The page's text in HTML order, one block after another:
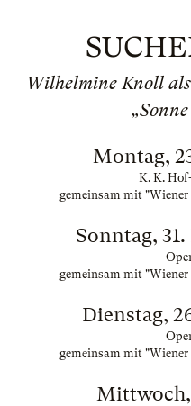
Wilhelmine Knoll
Montag,
K. K.
gemeinsam mit "Wiener
Sonntag,
gemeinsam mit "Wiener
Dienstag,
gemeinsam mit "Wiener
Mittwoch,